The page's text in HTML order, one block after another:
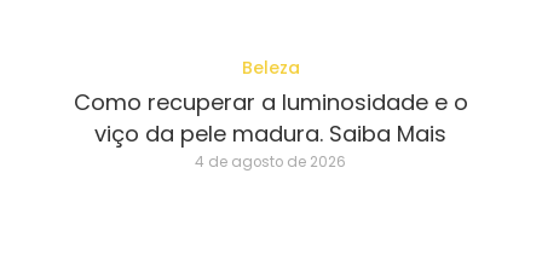
Beleza
Como recuperar a luminosidade e o
viço da pele madura. Saiba Mais
4 de agosto de 2026